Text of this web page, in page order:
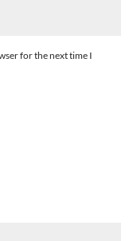
for the next time I